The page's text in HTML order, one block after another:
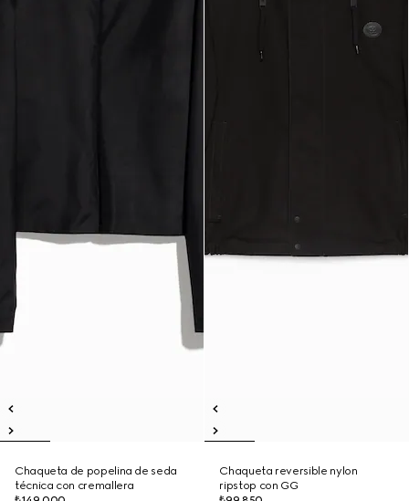
Chaqueta de popelina de seda
técnica con cremallera
Chaqueta reversible nylon
ripstop con GG